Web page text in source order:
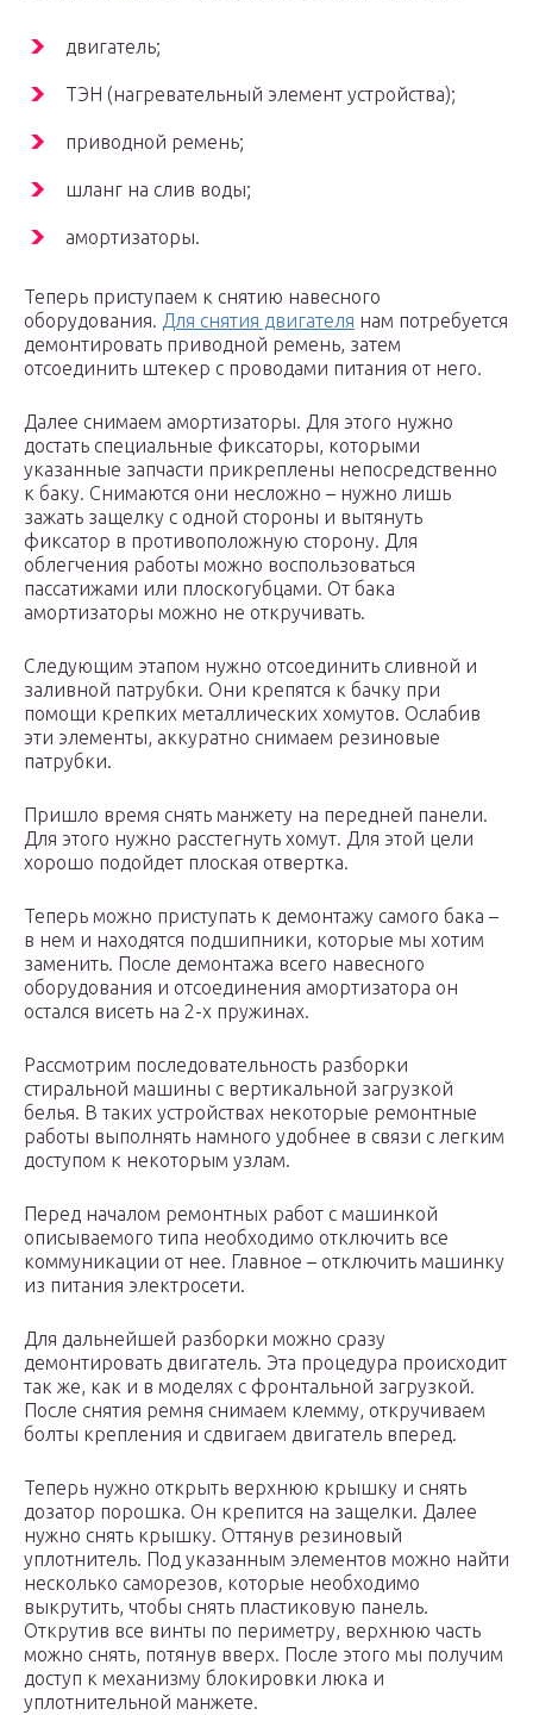
двигатель;
ТЭН (нагревательный элемент устройства);
приводной ремень;
шланг на слив воды;
амортизаторы.
Теперь приступаем к снятию навесного
оборудования. Для снятия двигателя нам потребуется
демонтировать приводной ремень, затем
отсоединить штекер с проводами питания от него.
Далее снимаем амортизаторы. Для этого нужно
достать специальные фиксаторы, которыми
указанные запчасти прикреплены непосредственно
к баку. Снимаются они несложно – нужно лишь
зажать защелку с одной стороны и вытянуть
фиксатор в противоположную сторону. Для
облегчения работы можно воспользоваться
пассатижами или плоскогубцами. От бака
амортизаторы можно не откручивать.
Следующим этапом нужно отсоединить сливной и
заливной патрубки. Они крепятся к бачку при
помощи крепких металлических хомутов. Ослабив
эти элементы, аккуратно снимаем резиновые
патрубки.
Пришло время снять манжету на передней панели.
Для этого нужно расстегнуть хомут. Для этой цели
хорошо подойдет плоская отвертка.
Теперь можно приступать к демонтажу самого бака –
в нем и находятся подшипники, которые мы хотим
заменить. После демонтажа всего навесного
оборудования и отсоединения амортизатора он
остался висеть на 2-х пружинах.
Рассмотрим последовательность разборки
стиральной машины с вертикальной загрузкой
белья. В таких устройствах некоторые ремонтные
работы выполнять намного удобнее в связи с легким
доступом к некоторым узлам.
Перед началом ремонтных работ с машинкой
описываемого типа необходимо отключить все
коммуникации от нее. Главное – отключить машинку
из питания электросети.
Для дальнейшей разборки можно сразу
демонтировать двигатель. Эта процедура происходит
так же, как и в моделях с фронтальной загрузкой.
После снятия ремня снимаем клемму, откручиваем
болты крепления и сдвигаем двигатель вперед.
Теперь нужно открыть верхнюю крышку и снять
дозатор порошка. Он крепится на защелки. Далее
нужно снять крышку. Оттянув резиновый
уплотнитель. Под указанным элементов можно найти
несколько саморезов, которые необходимо
выкрутить, чтобы снять пластиковую панель.
Открутив все винты по периметру, верхнюю часть
можно снять, потянув вверх. После этого мы получим
доступ к механизму блокировки люка и
уплотнительной манжете.